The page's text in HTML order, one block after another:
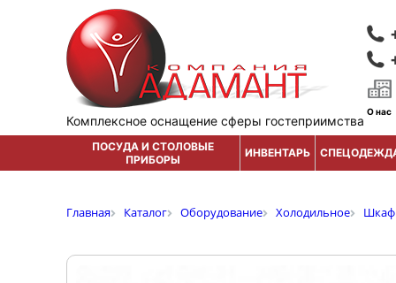
Комплексное оснащение сферы гостеприимства
О нас
ПОСУДА И СТОЛОВЫЕ
ПРИБОРЫ
ИНВЕНТАРЬ
Главная Каталог Оборудование Холодильное